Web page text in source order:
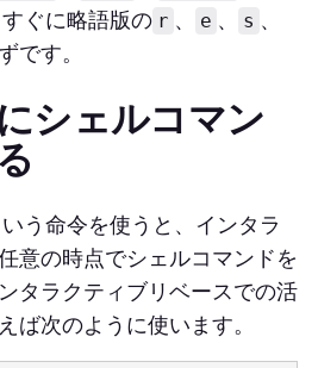
ぐに略語版の r 、 e 、 s 、
です。
シェルコマン
いう命令を使うと、インタラ
意の時点でシェルコマンドを
タラクティブリベースでの活
ば次のように使います。